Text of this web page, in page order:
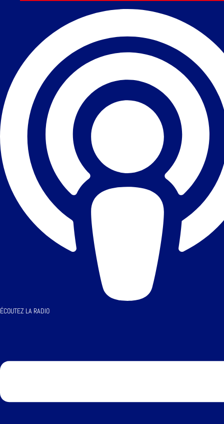
ÉCOUTEZ LA RADIO